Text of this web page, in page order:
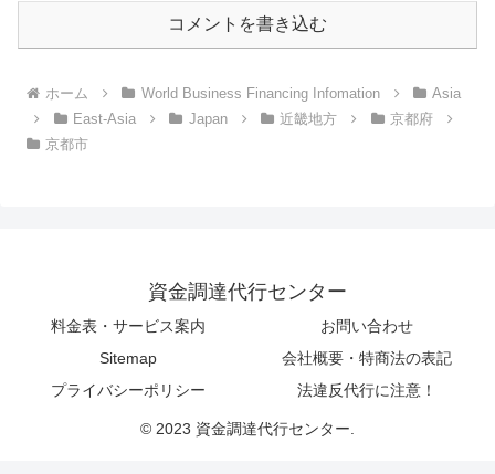
コメントを書き込む
ホーム World Business Financing Infomation
Asia
East-Asia
Japan 近畿地方
京都府
京都市
資金調達代行センター
料金表・サービス案内
お問い合わせ
Sitemap
会社概要・特商法の表記
プライバシーポリシー
法違反代行に注意！
© 2023 資金調達代行センター.